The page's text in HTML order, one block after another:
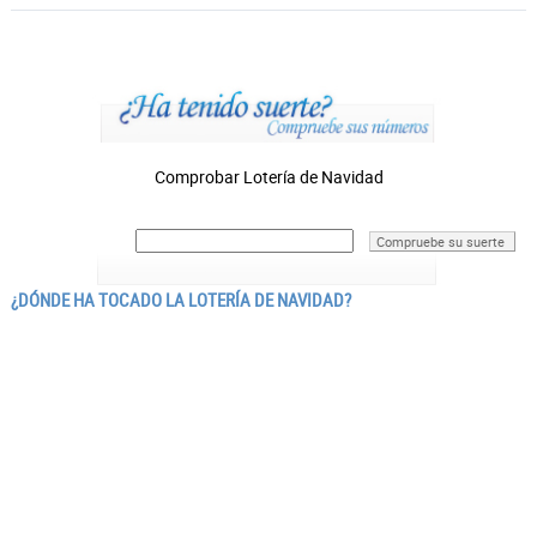
Comprobar Lotería de Navidad
Compruebe su suerte
¿DÓNDE HA TOCADO LA LOTERÍA DE NAVIDAD?